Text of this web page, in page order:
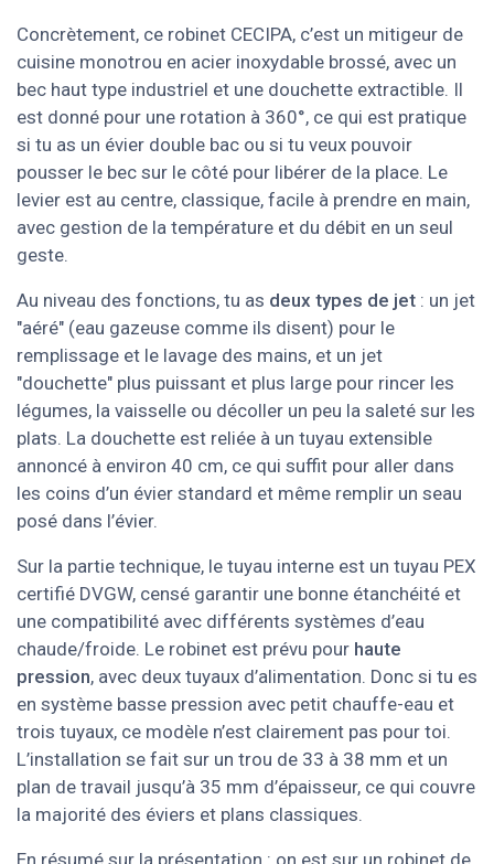
Concrètement, ce robinet CECIPA, c’est un mitigeur de
cuisine monotrou en acier inoxydable brossé, avec un
bec haut type industriel et une douchette extractible. Il
est donné pour une rotation à 360°, ce qui est pratique
si tu as un évier double bac ou si tu veux pouvoir
pousser le bec sur le côté pour libérer de la place. Le
levier est au centre, classique, facile à prendre en main,
avec gestion de la température et du débit en un seul
geste.
Au niveau des fonctions, tu as deux types de jet : un jet
"aéré" (eau gazeuse comme ils disent) pour le
remplissage et le lavage des mains, et un jet
"douchette" plus puissant et plus large pour rincer les
légumes, la vaisselle ou décoller un peu la saleté sur les
plats. La douchette est reliée à un tuyau extensible
annoncé à environ 40 cm, ce qui suffit pour aller dans
les coins d’un évier standard et même remplir un seau
posé dans l’évier.
Sur la partie technique, le tuyau interne est un tuyau PEX
certifié DVGW, censé garantir une bonne étanchéité et
une compatibilité avec différents systèmes d’eau
chaude/froide. Le robinet est prévu pour haute
pression, avec deux tuyaux d’alimentation. Donc si tu es
en système basse pression avec petit chauffe-eau et
trois tuyaux, ce modèle n’est clairement pas pour toi.
L’installation se fait sur un trou de 33 à 38 mm et un
plan de travail jusqu’à 35 mm d’épaisseur, ce qui couvre
la majorité des éviers et plans classiques.